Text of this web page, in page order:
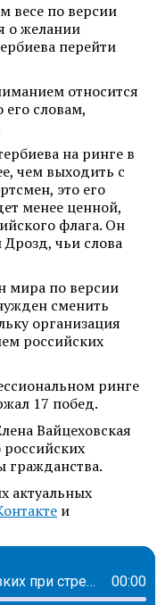
весе по версии
о желании
перейти
относится
словам,
на ринге в
чем выходить с
это его
менее ценной,
флага. Он
чьи слова
мира по версии
сменить
организация
российских
ринге
17 побед.
Вайцеховская
гражданства.
актуальных
и
Как поддержать себя и близких при стрессе 00:00